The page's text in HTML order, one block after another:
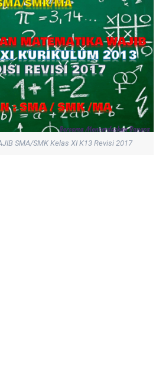
SMA/SMK Kelas XI K13 Revisi 2017